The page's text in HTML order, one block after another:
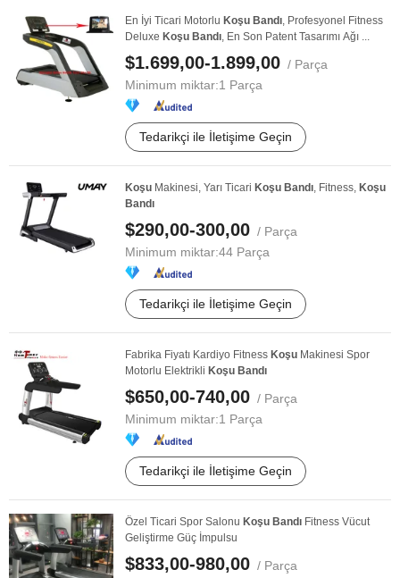
En İyi Ticari Motorlu Koşu Bandı, Profesyonel Fitness
Deluxe Koşu Bandı, En Son Patent Tasarımı Ağı ...
$1.699,00-1.899,00 / Parça
Minimum miktar:1 Parça
Tedarikçi ile İletişime Geçin
Koşu Makinesi, Yarı Ticari Koşu Bandı, Fitness, Koşu
Bandı
$290,00-300,00 / Parça
Minimum miktar:44 Parça
Tedarikçi ile İletişime Geçin
Fabrika Fiyatı Kardiyo Fitness Koşu Makinesi Spor
Motorlu Elektrikli Koşu Bandı
$650,00-740,00 / Parça
Minimum miktar:1 Parça
Tedarikçi ile İletişime Geçin
Özel Ticari Spor Salonu Koşu Bandı Fitness Vücut
Geliştirme Güç İmpulsu
$833,00-980,00 / Parça